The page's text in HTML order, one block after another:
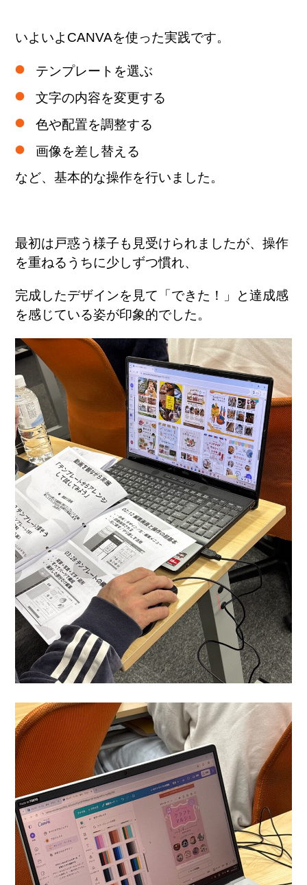
いよいよCANVAを使った実践です。
テンプレートを選ぶ
文字の内容を変更する
色や配置を調整する
画像を差し替える
など、基本的な操作を行いました。
最初は戸惑う様子も見受けられましたが、操作
を重ねるうちに少しずつ慣れ、
完成したデザインを見て「できた！」と達成感
を感じている姿が印象的でした。